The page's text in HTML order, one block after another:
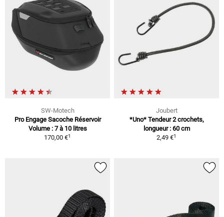
SW-Motech
Pro Engage Sacoche Réservoir
Volume : 7 à 10 litres
170,00 €1
Joubert
*Uno* Tendeur 2 crochets,
longueur : 60 cm
2,49 €1